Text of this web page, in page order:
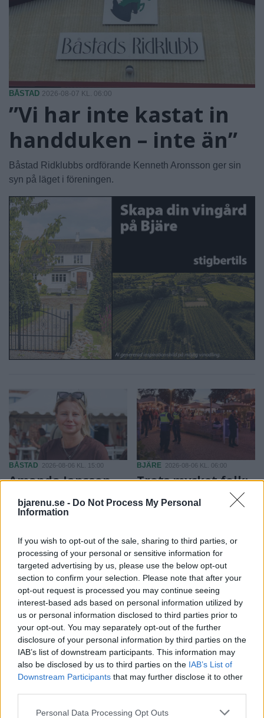
bjarenu.se - Do Not Process My Personal
Information
If you wish to opt-out of the sale, sharing to third parties, or
processing of your personal or sensitive information for
targeted advertising by us, please use the below opt-out
section to confirm your selection. Please note that after your
opt-out request is processed you may continue seeing
interest-based ads based on personal information utilized by
us or personal information disclosed to third parties prior to
your opt-out. You may separately opt-out of the further
disclosure of your personal information by third parties on the
IAB’s list of downstream participants. This information may
also be disclosed by us to third parties on the IAB’s List of
Downstream Participants that may further disclose it to other
Personal Data Processing Opt Outs
BÅSTAD 2026-08-07 KL. 06:00
”Vi har inte kastat in
handduken – inte än”
Båstad Ridklubbs ordförande Kenneth Aronsson ger sin
syn på läget i föreningen.
BÅSTAD 2026-08-06 KL. 15:00
Amanda Jansson
Båstad: "Det är så
Prisbelönta skådespelaren
berättar om livet mellan
starka roller, framtida projekt
och råden till unga med
skådespelardrömmar.
BJÄRE 2026-08-06 KL. 06:00
Trots mycket folk:
"Brottsligheten
sticker inte ut
Några misshandelsfall,
narkotikabrott, några stölder
och fortsatt många
bredrägerier.
BÅSTAD 2026-08-05 KL. 09:00 BÅSTAD 2026-08-05 KL. 06:00